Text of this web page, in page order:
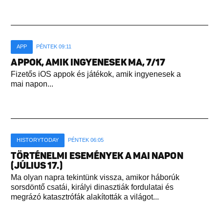
APP PÉNTEK 09:11
APPOK, AMIK INGYENESEK MA, 7/17
Fizetős iOS appok és játékok, amik ingyenesek a
mai napon...
HISTORYTODAY PÉNTEK 06:05
TÖRTÉNELMI ESEMÉNYEK A MAI NAPON
(JÚLIUS 17.)
Ma olyan napra tekintünk vissza, amikor háborúk
sorsdöntő csatái, királyi dinasztiák fordulatai és
megrázó katasztrófák alakították a világot...